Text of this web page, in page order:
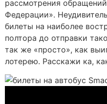
рассмотрения
Федерации».
билеты на наиболее
полтора до отправки
так же «просто», как
лотерею. Расскажи ка,